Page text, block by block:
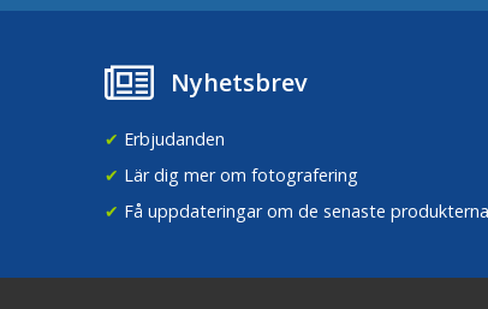
Nyhetsbrev
✔ Erbjudanden
✔ Lär dig mer om fotografering
✔ Få uppdateringar om de senaste produkterna